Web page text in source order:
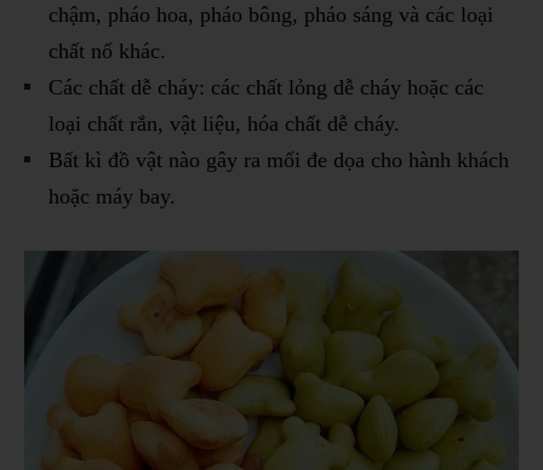
chậm, pháo hoa, pháo bông, pháo sáng và các loại
chất nổ khác.
Các chất dễ cháy: các chất lỏng dễ cháy hoặc các
loại chất rắn, vật liệu, hóa chất dễ cháy.
Bất kì đồ vật nào gây ra mối đe dọa cho hành khách
hoặc máy bay.